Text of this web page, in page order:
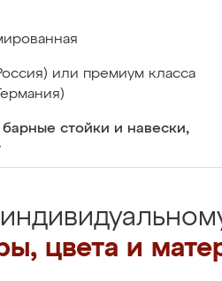
или премиум класса
стойки и навески,
цвета и